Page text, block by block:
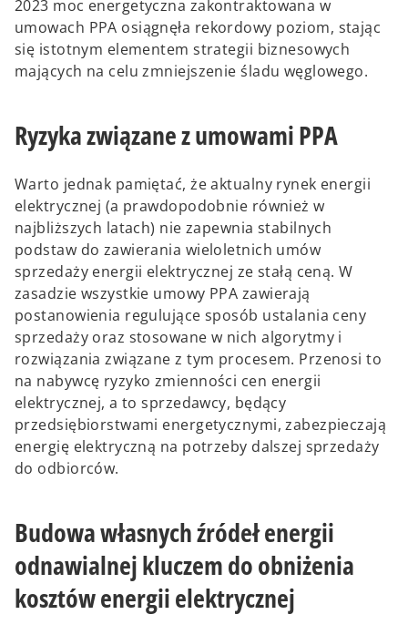
2023 moc energetyczna zakontraktowana w
umowach PPA osiągnęła rekordowy poziom, stając
się istotnym elementem strategii biznesowych
mających na celu zmniejszenie śladu węglowego.
Ryzyka związane z umowami PPA
Warto jednak pamiętać, że aktualny rynek energii
elektrycznej (a prawdopodobnie również w
najbliższych latach) nie zapewnia stabilnych
podstaw do zawierania wieloletnich umów
sprzedaży energii elektrycznej ze stałą ceną. W
zasadzie wszystkie umowy PPA zawierają
postanowienia regulujące sposób ustalania ceny
sprzedaży oraz stosowane w nich algorytmy i
rozwiązania związane z tym procesem. Przenosi to
na nabywcę ryzyko zmienności cen energii
elektrycznej, a to sprzedawcy, będący
przedsiębiorstwami energetycznymi, zabezpieczają
energię elektryczną na potrzeby dalszej sprzedaży
do odbiorców.
Budowa własnych źródeł energii
odnawialnej kluczem do obniżenia
kosztów energii elektrycznej